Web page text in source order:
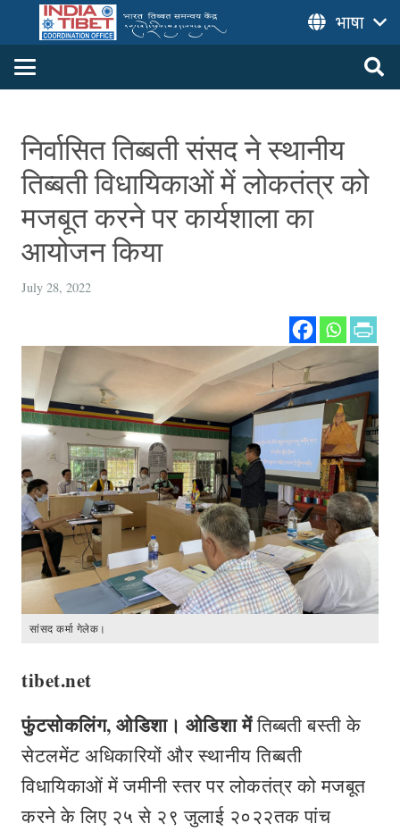
भाषा
निर्वासित तिब्बती संसद ने स्थानीय
तिब्बती विधायिकाओं में लोकतंत्र को
मजबूत करने पर कार्यशाला का
आयोजन किया
July 28, 2022
सांसद कर्मा गेलेक।
tibet.net
फुंटसोकलिंग, ओडिशा। ओडिशा मेंतिब्बती बस्ती के
सेटलमेंट अधिकारियों और स्थानीय तिब्बती
विधायिकाओं में जमीनी स्तर पर लोकतंत्र को मजबूत
करने के लिए २५ से २९ जुलाई २०२२तक पांच